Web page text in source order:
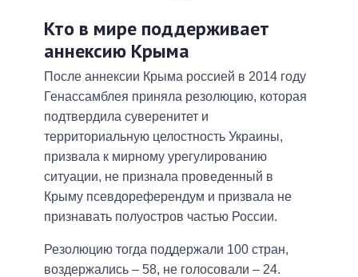
Кто в мире поддерживает
аннексию Крыма
После аннексии Крыма россией в 2014 году
Генассамблея приняла резолюцию, которая
подтвердила суверенитет и
территориальную целостность Украины,
призвала к мирному урегулированию
ситуации, не признала проведенный в
Крыму псевдореферендум и призвала не
признавать полуостров частью России.
Резолюцию тогда поддержали 100 стран,
воздержались – 58, не голосовали – 24.